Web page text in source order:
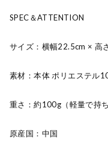
SPEC＆ATTENTION
サイズ：横幅22.5cm × 高
素材：本体 ポリエステル
重さ：約100g（軽量で持
原産国：中国